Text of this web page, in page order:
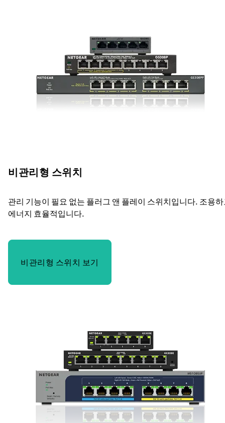
비관리형 스위치
관리 기능이 필요 없는 플러그 앤 플레이 스위치입니다. 조용
에너지 효율적입니다.
비관리형 스위치 보기